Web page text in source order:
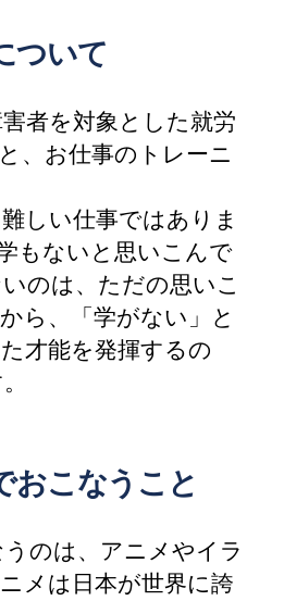
ついて
者を対象とした就労
、お仕事のトレーニ
しい仕事ではありま
もないと思いこんで
のは、ただの思いこ
ら、「学がない」と
才能を発揮するの
おこなうこと
のは、アニメやイラ
メは日本が世界に誇